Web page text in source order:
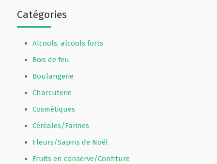
Catégories
Alcools, alcools forts
Bois de feu
Boulangerie
Charcuterie
Cosmétiques
Céréales/Farines
Fleurs/Sapins de Noël
Fruits en conserve/Confiture